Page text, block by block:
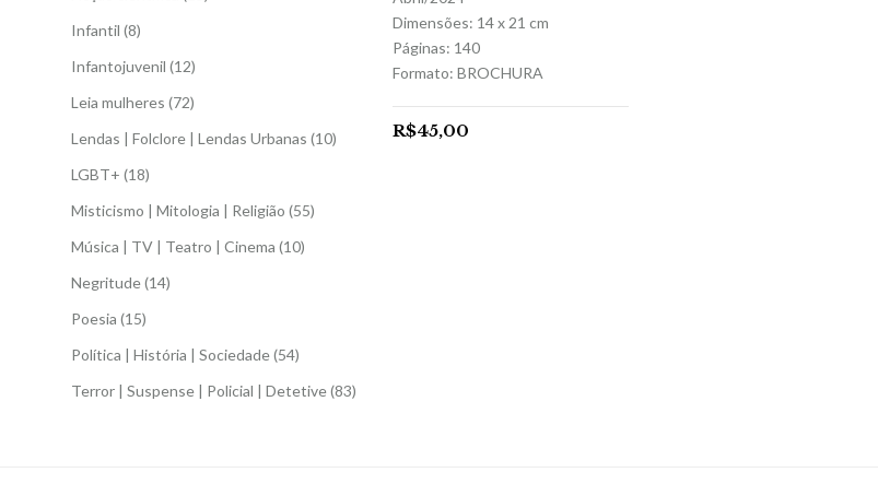
Infantil (8)
Infantojuvenil (12)
Leia mulheres (72)
Lendas | Folclore | Lendas Urbanas (10)
LGBT+ (18)
Misticismo | Mitologia | Religião (55)
Música | TV | Teatro | Cinema (10)
Negritude(14)
Poesia (15)
Política | História | Sociedade(54)
Terror | Suspense | Policial | Detetive(83)
Dimensões: 14 x 21 cm
Páginas: 140
Formato: BROCHURA
R$45,00